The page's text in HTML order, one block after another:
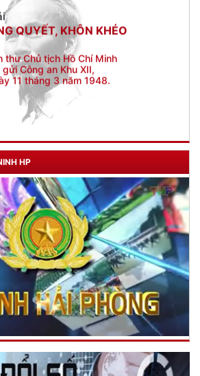
thư Chủ tịch Hồ Chí Minh
gửi Công an Khu XII,
11 tháng 3 năm 1948.
HP